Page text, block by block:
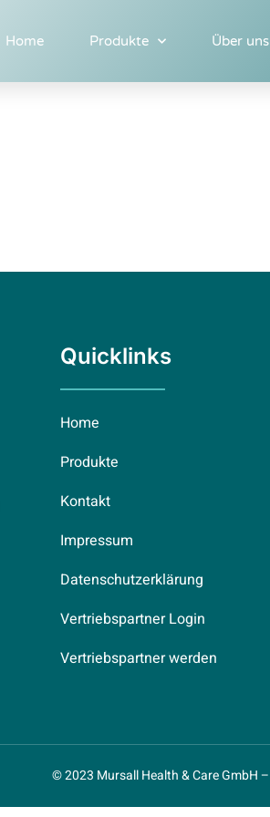
Home Produkte Über uns
Quicklinks
Home
Produkte
Kontakt
Impressum
Datenschutzerklärung
Vertriebspartner Login
Vertriebspartner werden
© 2023 Mursall Health & Care GmbH –